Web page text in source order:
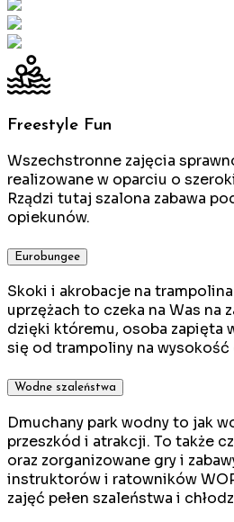
Freestyle Fun
Wszechstronne zajęcia
realizowane w oparciu o
Rządzi tutaj szalona zabawa
opiekunów.
Eurobungee
Skoki i akrobacje na
uprzężach to czeka na Was na
dzięki któremu, osoba zapięta
się od trampoliny na
Wodne szaleństwa
Dmuchany park wodny to jak
przeszkód i atrakcji. To także
oraz zorganizowane gry i
instruktorów i ratowników
zajęć pełen szaleństwa i